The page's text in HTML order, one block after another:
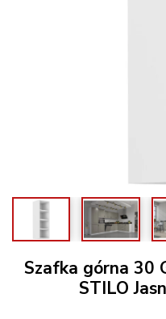
Szafka górna 30
STILO